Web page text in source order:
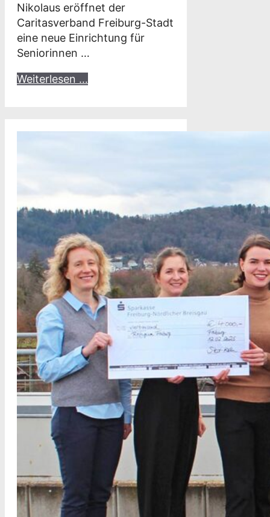
Nikolaus eröffnet der
Caritasverband Freiburg-Stadt
eine neue Einrichtung für
Seniorinnen …
Weiterlesen …